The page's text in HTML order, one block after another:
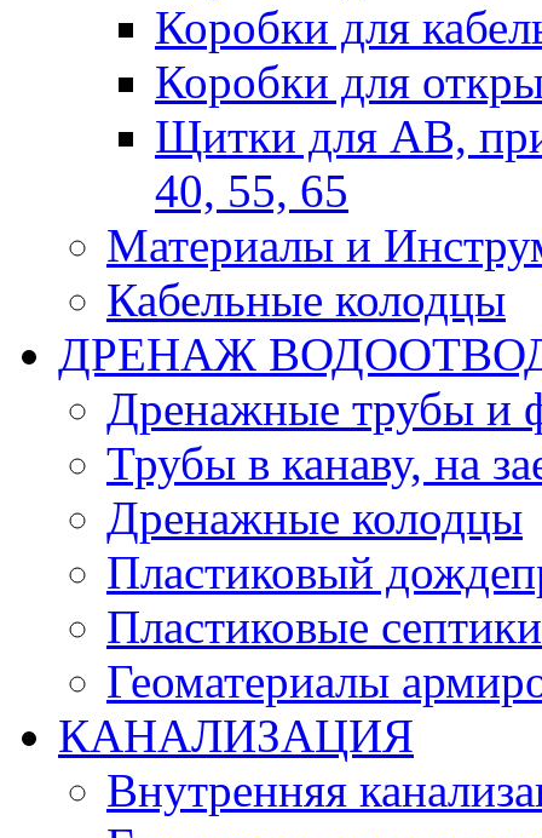
Коробки для
Коробки для
Щитки для АВ,
40, 55, 65
Материалы и
Кабельные колодцы
ДРЕНАЖ
Дренажные трубы и
Трубы в канаву, на
Дренажные колодцы
Пластиковый
Пластиковые септики
Геоматериалы
КАНАЛИЗАЦИЯ
Внутренняя